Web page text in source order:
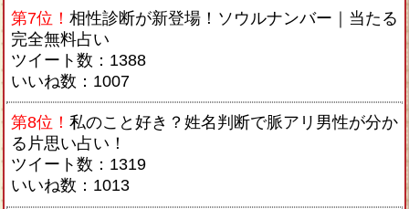
第7位！ 相性診断が新登場！ソウルナンバー｜当たる
完全無料占い
ツイート数：1388
いいね数：1007
第8位！ 私のこと好き？姓名判断で脈アリ男性が分か
る片思い占い！
ツイート数：1319
いいね数：1013